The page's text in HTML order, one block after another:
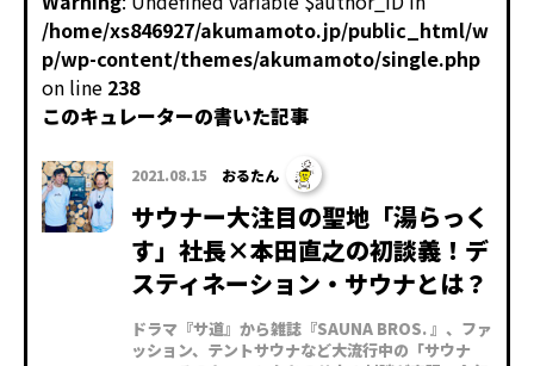
/home/xs846927/akumamoto.jp/public_html/w
p/wp-content/themes/akumamoto/single.php
on line 238
このキュレーターの書いた記事
2021.08.15 おるたん
サウナー大注目の聖地「湯らっく
す」社長×本田直之の初談義！デ
スティネーション・サウナとは？
ドラマ『サ道』から雑誌『SAUNA BROS. 』、ファ
ッション、テントサウナなど大流行中の「サウナ